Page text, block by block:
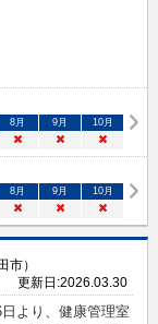
8月 9月 10月
× × ×
8月 9月 10月
× × ×
市）
更新日:2026.03.30
より、健康管理室